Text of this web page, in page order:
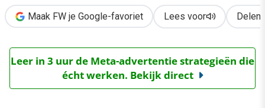
Maak FW je Google-favoriet Lees voor Delen
Leer in 3 uur de Meta-advertentie strategieën die
écht werken. Bekijk direct